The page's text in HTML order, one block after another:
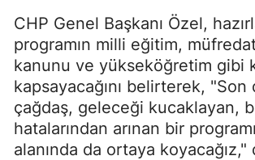
CHP Genel Başkanı Özel,
programın milli eğitim,
kanunu ve yükseköğretim gibi
kapsayacağını belirterek, "Son
çağdaş, geleceği kucaklayan,
hatalarından arınan bir
alanında da ortaya koyacağız,"